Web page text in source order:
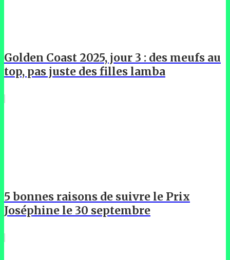
Golden Coast 2025, jour 3 : des meufs au
top, pas juste des filles lamba
5 bonnes raisons de suivre le Prix
Joséphine le 30 septembre